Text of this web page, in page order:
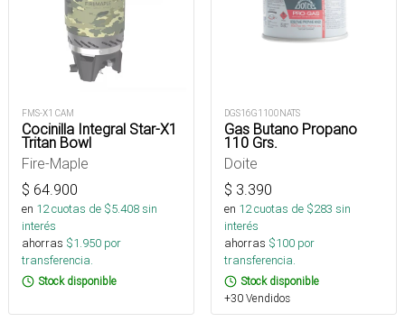
FMS-X1 CAM
Cocinilla Integral Star-X1
Tritan Bowl
Fire-Maple
$ 64.900
en 12cuotas de $5.408sin
interés
ahorras $1.950 por
transferencia.
Stock disponible
DGS16G1100NATS
Gas Butano Propano
110 Grs.
Doite
$ 3.390
en 12cuotas de $283 sin
interés
ahorras $100 por
transferencia.
Stock disponible
+30 Vendidos